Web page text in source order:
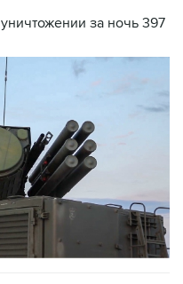
за ночь 397